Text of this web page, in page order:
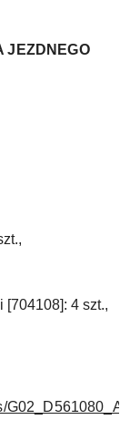
JEZDNEGO
[704108]: 4 szt.,